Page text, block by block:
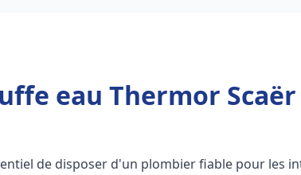
eau Thermor Scaër
de disposer d'un plombier fiable pour les